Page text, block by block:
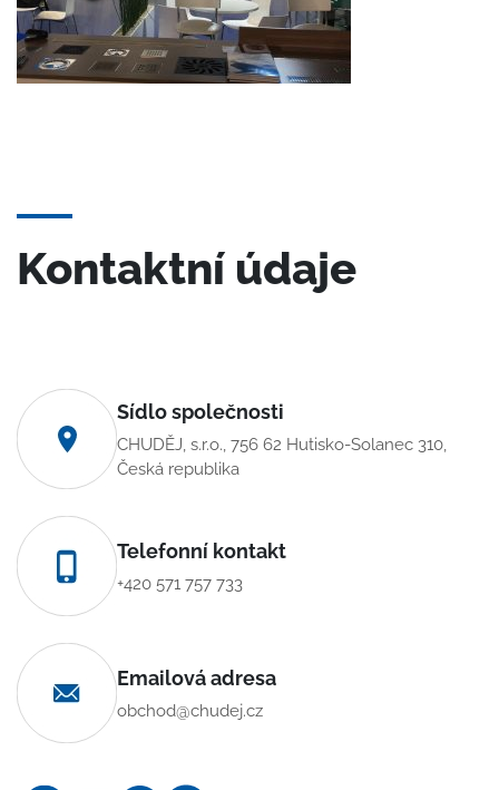
Kontaktní údaje
Sídlo společnosti
CHUDĚJ, s.r.o., 756 62 Hutisko-Solanec 310,
Česká republika
Telefonní kontakt
+420 571 757 733
Emailová adresa
obchod@chudej.cz